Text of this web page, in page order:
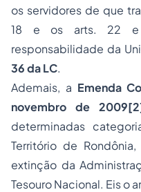
os servidores de que
18 e os arts. 22 e
responsabilidade da
36 da LC.
Ademais, a Emenda
novembro de 2009
determinadas
Território de
extinção da
Tesouro Nacional. Eis o